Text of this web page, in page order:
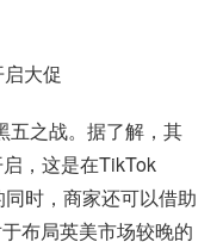
大促
五之战。据了解，其
，这是在TikTok
时，商家还可以借助
布局英美市场较晚的